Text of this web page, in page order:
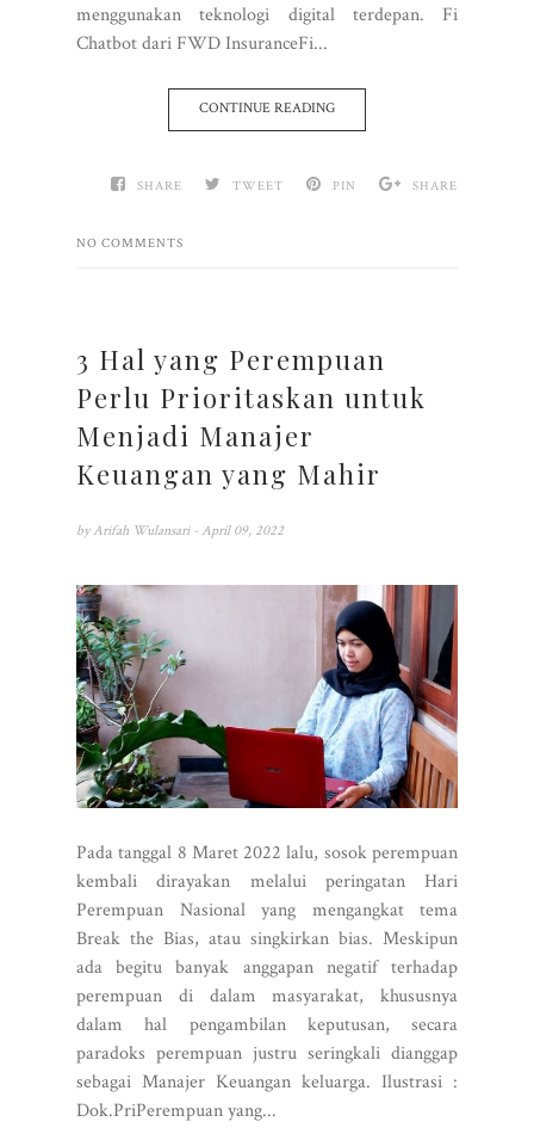
menggunakan teknologi digital terdepan. Fi
Chatbot dari FWD InsuranceFi...
CONTINUE READING
SHARE TWEET PIN SHARE
NO COMMENTS
3 Hal yang Perempuan
Perlu Prioritaskan untuk
Menjadi Manajer
Keuangan yang Mahir
by Arifah Wulansari - April 09, 2022
Pada tanggal 8 Maret 2022 lalu, sosok perempuan
kembali dirayakan melalui peringatan Hari
Perempuan Nasional yang mengangkat tema
Break the Bias, atau singkirkan bias. Meskipun
ada begitu banyak anggapan negatif terhadap
perempuan di dalam masyarakat, khususnya
dalam hal pengambilan keputusan, secara
paradoks perempuan justru seringkali dianggap
sebagai Manajer Keuangan keluarga. Ilustrasi :
Dok.PriPerempuan yang...